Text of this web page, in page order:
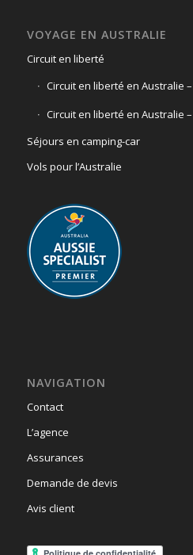
VOYAGE EN AUSTRALIE
Circuit en liberté
Circuit en liberté en Australie
Circuit en liberté en Australie
Séjours en camping-car
Vols pour l’Australie
NAVIGATION
Contact
L’agence
Assurances
Demande de devis
Avis client